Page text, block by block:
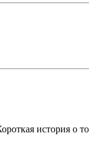
история о